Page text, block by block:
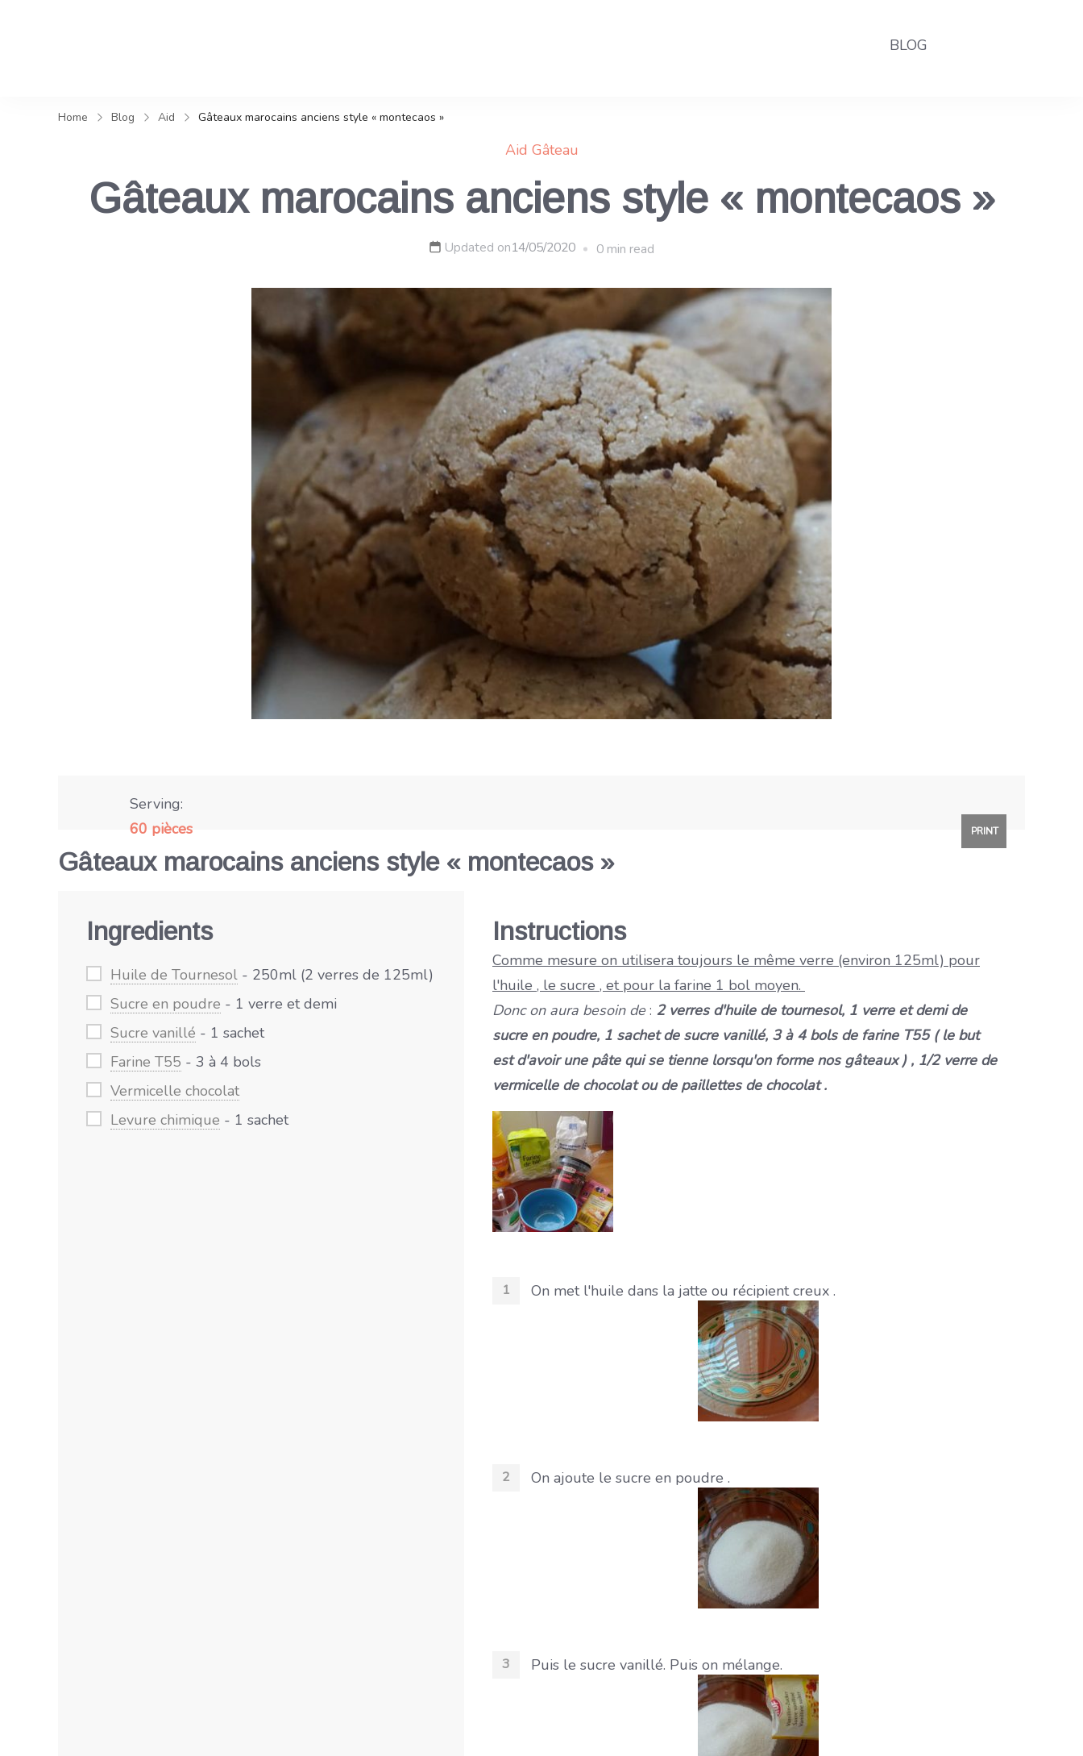
BLOG
Home Blog Aid Gâteaux marocains anciens style « montecaos »
Aid Gâteau
Gâteaux marocains anciens style « montecaos »
Updated on14/05/2020 0 min read
Serving:
60 pièces
PRINT
Gâteaux marocains anciens style « montecaos »
Ingredients
Huile de Tournesol - 250ml (2 verres de 125ml)
Sucre en poudre - 1 verre et demi
Sucre vanillé - 1 sachet
Farine T55 - 3 à 4 bols
Vermicelle chocolat
Levure chimique - 1 sachet
Instructions
Comme mesure on utilisera toujours le même verre (environ 125ml) pour
l'huile , le sucre , et pour la farine 1 bol moyen.
Donc on aura besoin de : 2 verres d'huile de tournesol, 1 verre et demi de
sucre en poudre, 1 sachet de sucre vanillé, 3 à 4 bols de farine T55 ( le but
est d'avoir une pâte qui se tienne lorsqu'on forme nos gâteaux ) , 1/2 verre de
vermicelle de chocolat ou de paillettes de chocolat .
On met l'huile dans la jatte ou récipient creux .
On ajoute le sucre en poudre .
Puis le sucre vanillé. Puis on mélange.